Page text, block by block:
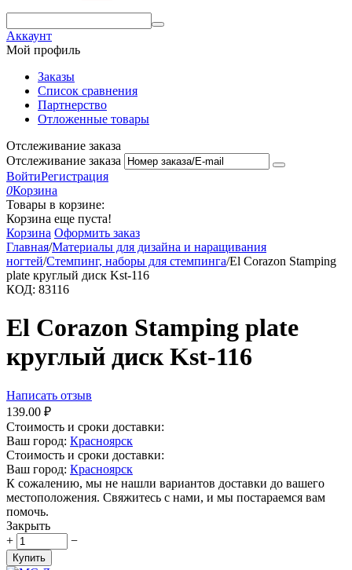
Аккаунт
Мой профиль
Заказы
Список сравнения
Партнерство
Отложенные товары
Отслеживание заказа
Отслеживание заказа
ВойтиРегистрация
0Корзина
Товары в корзине:
Корзина еще пуста!
Корзина Оформить заказ
Главная/Материалы для дизайна и наращивания
ногтей/Стемпинг, наборы для стемпинга/El Corazon Stamping
plate круглый диск Kst-116
КОД: 83116
El Corazon Stamping plate
круглый диск Kst-116
Написать отзыв
139.00 ₽
Стоимость и сроки доставки:
Ваш город: Красноярск
Стоимость и сроки доставки:
Ваш город: Красноярск
К сожалению, мы не нашли вариантов доставки до вашего
местоположения. Свяжитесь с нами, и мы постараемся вам
помочь.
Закрыть
+
−
Купить